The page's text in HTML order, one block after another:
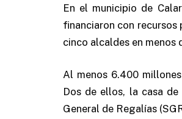
En el municipio de
financiaron con recursos
cinco alcaldes en menos
Al menos 6.400
Dos de ellos, la casa
General de Regalías